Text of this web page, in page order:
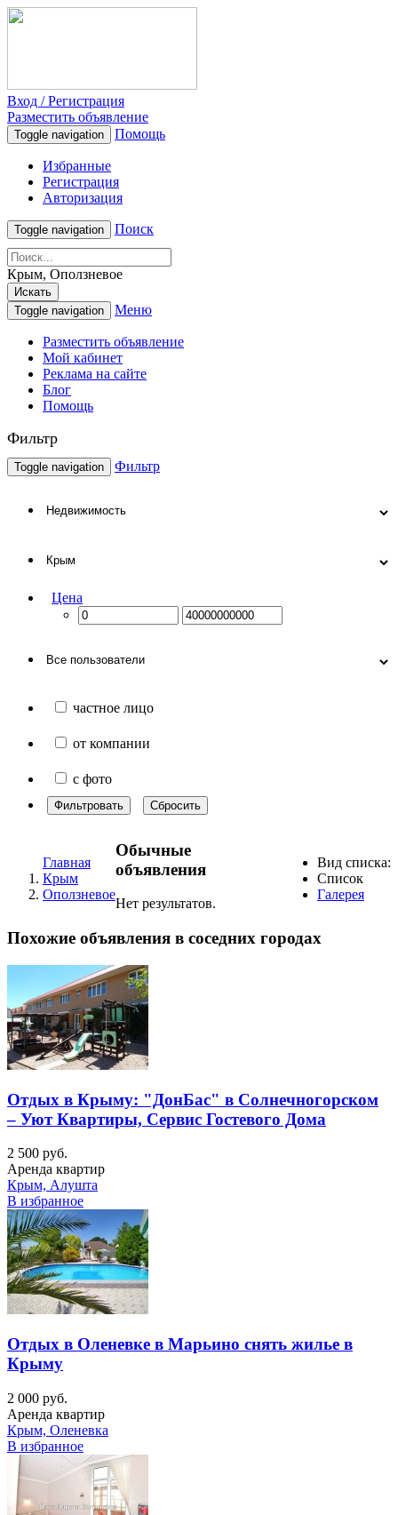
Вход / Регистрация
Разместить объявление
Toggle navigation Помощь
Избранные
Регистрация
Авторизация
Toggle navigation Поиск
Крым, Оползневое
Искать
Toggle navigation
Меню
Разместить объявление
Мой кабинет
Реклама на сайте
Блог
Помощь
Фильтр
Toggle navigation Фильтр
Цена
частное лицо
от компании
с фото
Фильтровать Сбросить
Главная
Крым
Оползневое
Вид списка:
Список
Галерея
Обычные
объявления
Нет результатов.
Похожие объявления в соседних городах
Отдых в Крыму: "ДонБас" в Солнечногорском
– Уют Квартиры, Сервис Гостевого Дома
2 500 руб.
Аренда квартир
Крым, Алушта
В избранное
Отдых в Оленевке в Марьино снять жилье в
Крыму
2 000 руб.
Аренда квартир
Крым, Оленевка
В избранное